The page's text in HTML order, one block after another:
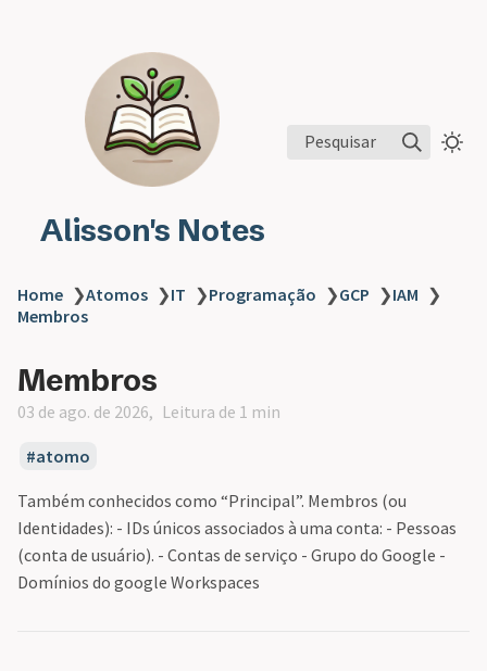
Alisson's Notes
Pesquisar
Home ❯Atomos ❯IT ❯Programação ❯GCP ❯IAM ❯
Membros
Membros
03 de ago. de 2026 Leitura de 1 min
atomo
Também conhecidos como “Principal”. Membros (ou
Identidades): - IDs únicos associados à uma conta: - Pessoas
(conta de usuário). - Contas de serviço - Grupo do Google -
Domínios do google Workspaces